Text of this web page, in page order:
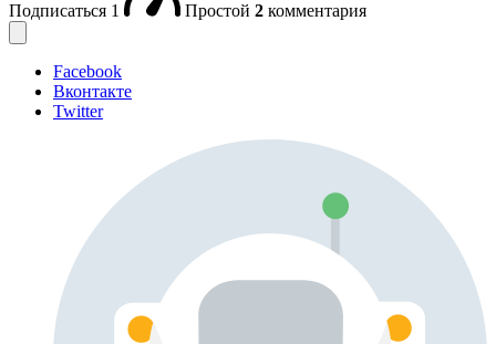
Подписаться 1 Простой 2 комментария
Facebook
Вконтакте
Twitter